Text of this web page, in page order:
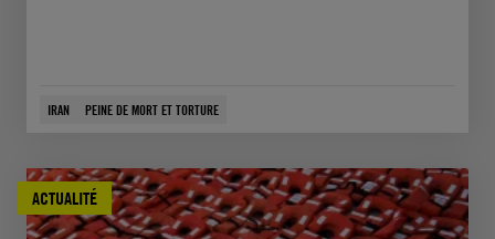
IRAN PEINE DE MORT ET TORTURE
ACTUALITÉ